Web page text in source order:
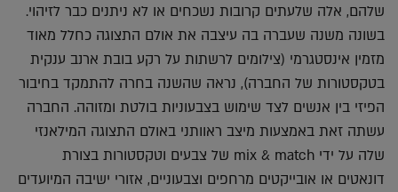
שלהם, אלה שלעתים קרובות נשכחים או לא ניתנים כבר לזיהוי.
בשונה משנה שעברה בה עיצבה את אולם התצוגה כחלל מאוד
מזמין אינסטגרמי (צילומים לרשתות על רקע בובת ארנב ענקית
בטקסטורות של החברה), נראה שהשנה בחרה להתמקד בחיבור
הפיזי בין אנשים לצד שימוש בצבעוניות בולטת ומזוהה. החברה
עשתה זאת באמצעות מיצב ראוותני באולם התצוגה המילאנזי
שלה על ידי mix & match של צבעים וטקסטורות בצורת
דונאטים או אובייקטים מרחפים וצבעוניים, אזורי ישיבה המיועדים